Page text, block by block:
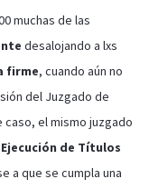
muchas de las
desalojando a lxs
firme, cuando aún no
del Juzgado de
caso, el mismo juzgado
Ejecución de Títulos
a que se cumpla una